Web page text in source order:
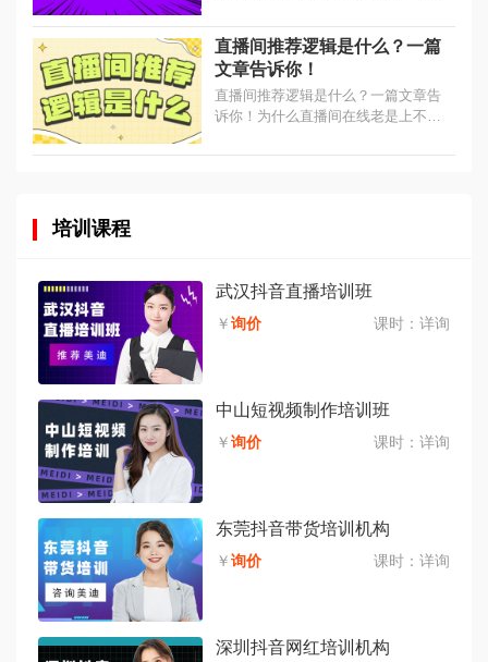
你。...
直播间推荐逻辑是什么？一篇
文章告诉你！
直播间推荐逻辑是什么？一篇文章告
诉你！为什么直播间在线老是上不
来越少了呢？那是因为你不清楚直播
培训课程
武汉抖音直播培训班
￥询价 课时： 详询
中山短视频制作培训班
￥询价 课时： 详询
东莞抖音带货培训机构
￥询价 课时： 详询
深圳抖音网红培训机构